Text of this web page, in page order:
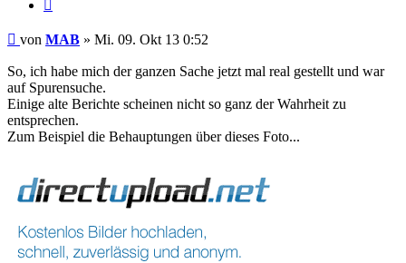
Beitrag
von MAB » Mi. 09. Okt 13 0:52
So, ich habe mich der ganzen Sache jetzt mal real gestellt und war
auf Spurensuche.
Einige alte Berichte scheinen nicht so ganz der Wahrheit zu
entsprechen.
Zum Beispiel die Behauptungen über dieses Foto...